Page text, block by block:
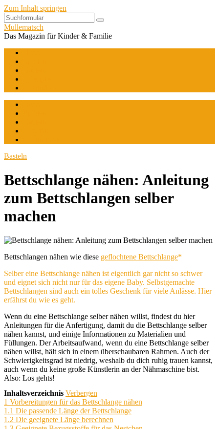
Zum Inhalt springen
Mullematsch
Das Magazin für Kinder & Familie
Basteln
Bettschlange nähen: Anleitung
zum Bettschlangen selber
machen
Bettschlangen nähen wie diese geflochtene Bettschlange
Selber eine Bettschlange nähen ist eigentlich gar nicht so schwer
und eignet sich nicht nur für das eigene Baby. Selbstgemachte
Bettschlangen sind auch ein tolles Geschenk für viele Anlässe. Hier
erfährst du wie es geht.
Wenn du eine Bettschlange selber nähen willst, findest du hier
Anleitungen für die Anfertigung, damit du die Bettschlange selber
nähen kannst, und einige Informationen zu Materialien und
Füllungen. Der Arbeitsaufwand, wenn du eine Bettschlange selber
nähen willst, hält sich in einem überschaubaren Rahmen. Auch der
Schwierigkeitsgrad ist niedrig, weshalb du dich ruhig trauen kannst,
auch wenn du keine große Künstlerin an der Nähmaschine bist.
Also: Los gehts!
Inhaltsverzeichnis Verbergen
1 Vorbereitungen für das Bettschlange nähen
1.1 Die passende Länge der Bettschlange
1.2 Die geeignete Länge berechnen